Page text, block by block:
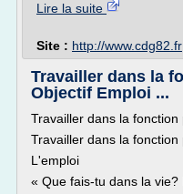
Lire la suite
Site : http://www.cdg82.fr
Travailler dans la
Objectif Emploi ...
Travailler dans la fonction
Travailler dans la fonction
L'emploi
« Que fais-tu dans la